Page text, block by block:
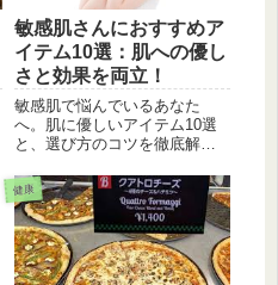
敏感肌さんにおすすめア
イテム10選：肌への優し
さと効果を両立！
敏感肌で悩んでいるあなた
へ。肌に優しいアイテム10選
と、選び方のコツを徹底解
ど、様々な肌悩みに対応でき
るアイテムを厳選しました。
自分にぴったりのアイテムを
見つけて、健やかな肌を取り
戻しましょう
健康